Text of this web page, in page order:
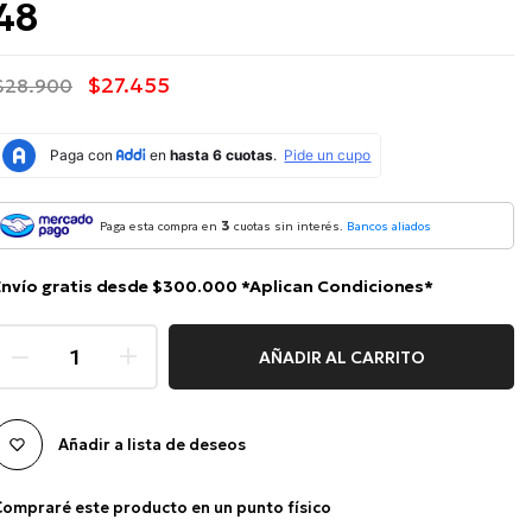
$27.455
Paga esta compra en 3 cuotas sin interés. Bancos aliados
gratis desde $300.000 *Aplican Condiciones*
AÑADIR AL CARRITO
Añadir a lista de deseos
este producto en un punto físico